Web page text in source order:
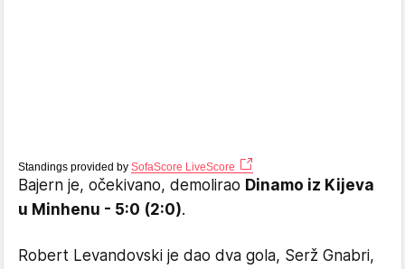
Standings provided by SofaScore LiveScore
Bajern je, očekivano, demolirao Dinamo iz Kijeva
u Minhenu - 5:0 (2:0).
Robert Levandovski je dao dva gola, Serž Gnabri,